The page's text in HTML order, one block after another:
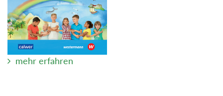
mehr erfahren